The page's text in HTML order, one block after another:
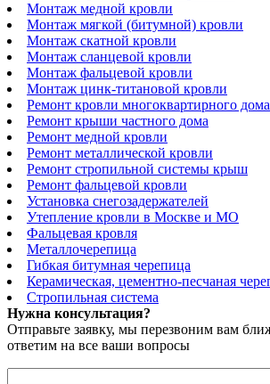
Монтаж медной кровли
Монтаж мягкой (битумной) кровли
Монтаж скатной кровли
Монтаж сланцевой кровли
Монтаж фальцевой кровли
Монтаж цинк-титановой кровли
Ремонт кровли многоквартирного
Ремонт крыши частного дома
Ремонт медной кровли
Ремонт металлической кровли
Ремонт стропильной системы крыш
Ремонт фальцевой кровли
Установка снегозадержателей
Утепление кровли в Москве и МО
Фальцевая кровля
Металлочерепица
Гибкая битумная черепица
Керамическая, цементно-песчаная
Стропильная система
Нужна консультация?
Отправьте заявку, мы перезвоним вам
ответим на все ваши вопросы